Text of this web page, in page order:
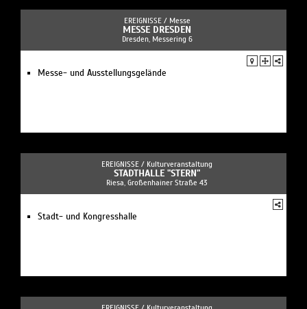
EREIGNISSE / Messe
MESSE DRESDEN
Dresden, Messering 6
Messe- und Ausstellungsgelände
EREIGNISSE / Kulturveranstaltung
STADTHALLE "STERN"
Riesa, Großenhainer Straße 43
Stadt- und Kongresshalle